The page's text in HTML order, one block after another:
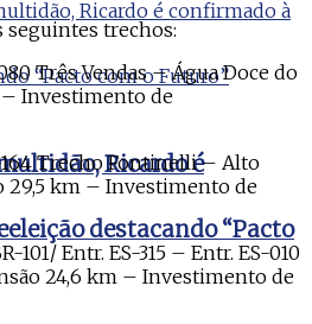
Ricardo é
destacando “Pacto
seguintes trechos:
Três Vendas – Água Doce do
Investimento de
Trecho Fontinelli – Alto
29,5 km – Investimento de
101/ Entr. ES-315 – Entr. ES-010
24,6 km – Investimento de